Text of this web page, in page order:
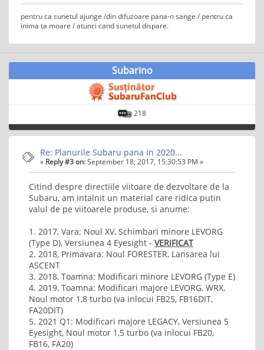
pentru ca sunetul ajunge /din difuzoare pana-n sange / pentru ca
inima ta moare / atunci cand sunetul dispare.
Subarino
218
Re: Planurile Subaru pana in 2020...
« Reply #3 on:September 18, 2017, 15:30:53 PM »
Citind despre directiile viitoare de dezvoltare de la
Subaru, am intalnit un material care ridica putin
valul de pe viitoarele produse, si anume:
1. 2017, Vara: Noul XV, Schimbari minore LEVORG
(Type D), Versiunea 4 Eyesight - VERIFICAT
2. 2018, Primavara: Noul FORESTER, Lansarea lui
ASCENT
3. 2018, Toamna: Modificari minore LEVORG (Type E)
4. 2019, Toamna: Modificari majore LEVORG, WRX,
Noul motor 1,8 turbo (va inlocui FB25, FB16DIT,
FA20DIT)
5. 2021 Q1: Modificari majore LEGACY, Versiunea 5
Eyesight, Noul motor 1,5 turbo (va inlocui FB20,
FB16, FA20)